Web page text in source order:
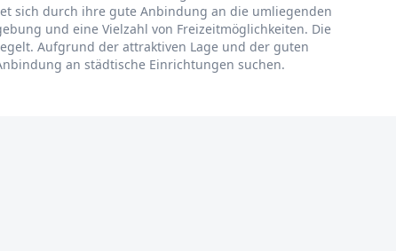
sich durch ihre gute Anbindung an die umliegenden
und eine Vielzahl von Freizeitmöglichkeiten. Die
Aufgrund der attraktiven Lage und der guten
an städtische Einrichtungen suchen.